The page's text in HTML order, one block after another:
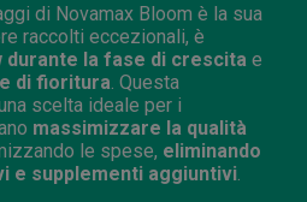
di Novamax Bloom è la sua
raccolti eccezionali, è
durante la fase di crescita e
di fioritura . Questa
scelta ideale per i
massimizzare la qualità
le spese, eliminando
e supplementi aggiuntivi